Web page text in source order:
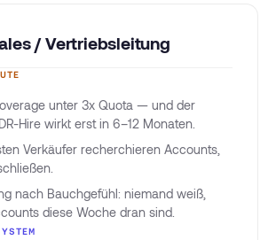
/ Vertriebsleitung
unter 3x Quota — und der
Hire wirkt erst in 6–12 Monaten.
Verkäufer recherchieren Accounts,
nach Bauchgefühl: niemand weiß,
diese Woche dran sind.